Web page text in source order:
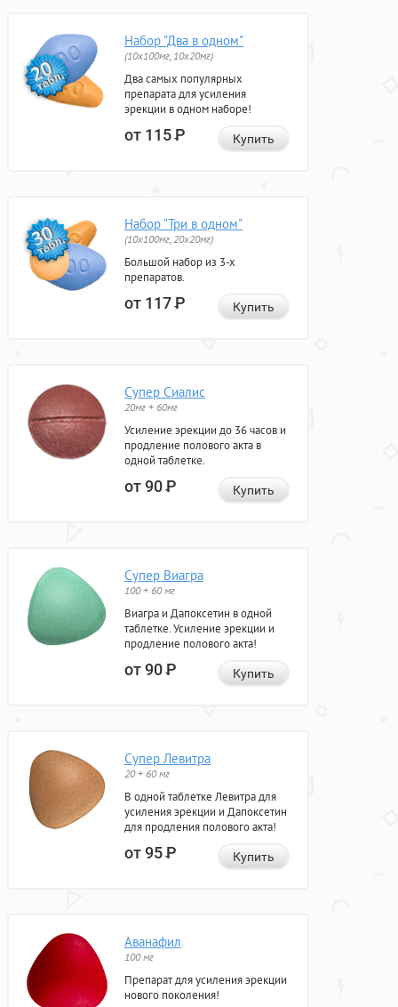
Набор "Два в одном"
(10x100мг, 10x20мг)
Два самых популярных
препарата для усиления
эрекции в одном наборе!
от 115Р Купить
Набор "Три в одном"
(10x100мг, 20x20мг)
Большой набор из 3-х
препаратов.
от 117Р Купить
Супер Сиалис
20мг + 60мг
Усиление эрекции до 36 часов и
продление полового акта в
одной таблетке.
от 90Р Купить
Супер Виагра
100 + 60 мг
Виагра и Дапоксетин в одной
таблетке. Усиление эрекции и
продление полового акта!
от 90Р Купить
Супер Левитра
20 + 60 мг
В одной таблетке Левитра для
усиления эрекции и Дапоксетин
для продления полового акта!
от 95Р Купить
Аванафил
100 мг
Препарат для усиления эрекции
нового поколения!